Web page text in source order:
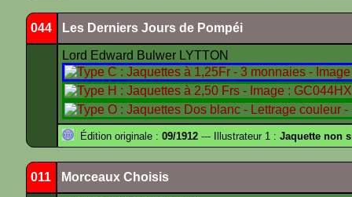
044 Les Derniers Jours de Pompéi
Lord Edward Bulwer LYTTON
Édition originale : 09/1912 --- Illustrateur 1 : Jaquette non
011 Morceaux Choisis